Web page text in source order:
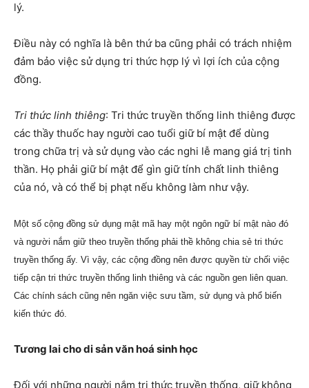
lý.
Điều này có nghĩa là bên thứ ba cũng phải có trách nhiệm
đảm bảo việc sử dụng tri thức hợp lý vì lợi ích của cộng
đồng.
Tri thức linh thiêng: Tri thức truyền thống linh thiêng được
các thầy thuốc hay người cao tuổi giữ bí mật để dùng
trong chữa trị và sử dụng vào các nghi lễ mang giá trị tinh
thần. Họ phải giữ bí mật để gìn giữ tính chất linh thiêng
của nó, và có thể bị phạt nếu không làm như vậy.
Một số cộng đồng sử dụng mật mã hay một ngôn ngữ bí mật nào đó
và người nắm giữ theo truyền thống phải thề không chia sẻ tri thức
truyền thống ấy. Vì vậy, các cộng đồng nên được quyền từ chối việc
tiếp cận tri thức truyền thống linh thiêng và các nguồn gen liên quan.
Các chính sách cũng nên ngăn việc sưu tầm, sử dụng và phổ biến
kiến thức đó.
Tương lai cho di sản văn hoá sinh học
Đối với những người nắm tri thức truyền thống, giữ không